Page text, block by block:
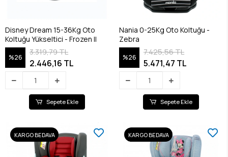
Disney Dream 15-36Kg Oto
Koltuğu Yükseltici - Frozen II
%26
3.319,79 TL
2.446,16 TL
Sepete Ekle
Nania 0-25Kg Oto Koltuğu -
Zebra
%26
7.425,56 TL
5.471,47 TL
Sepete Ekle
KARGO BEDAVA KARGO BEDAVA